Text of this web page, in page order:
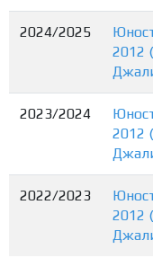
2024/2025
2012
2023/2024
2012
2022/2023
2012